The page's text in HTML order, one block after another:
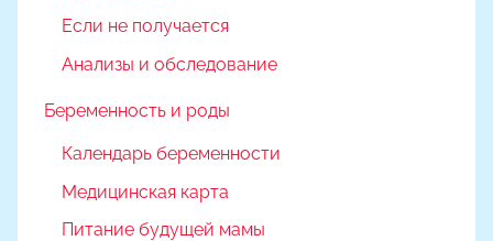
Если не получается
Анализы и обследование
Беременность и роды
Календарь беременности
Медицинская карта
Питание будущей мамы